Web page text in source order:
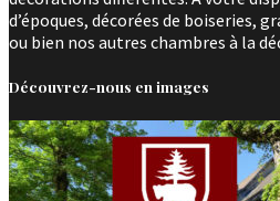
d’époques, décorées de boiseries,
ou bien nos autres chambres à la
Découvrez-nous en images